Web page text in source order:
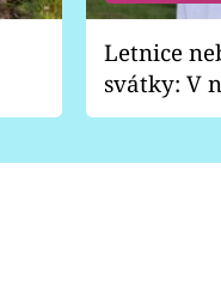
Letnice
svátky: V
pondělí